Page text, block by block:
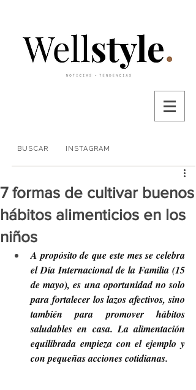
BUSCAR INSTAGRAM
7 formas de cultivar buenos
hábitos alimenticios en los
niños
A propósito de que este mes se celebra
el Día Internacional de la Familia (15
de mayo), es una oportunidad no solo
para fortalecer los lazos afectivos, sino
también para promover hábitos
saludables en casa. La alimentación
equilibrada empieza con el ejemplo y
con pequeñas acciones cotidianas.